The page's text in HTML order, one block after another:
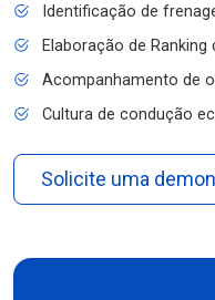
Identificação de
Elaboração de
Acompanhamento de
Cultura de condução
Solicite uma